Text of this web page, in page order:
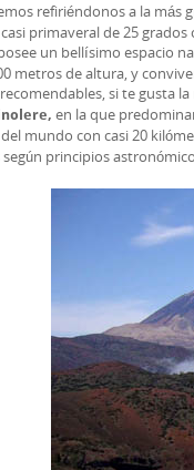
refiriéndonos a la más
primaveral de 25
un bellísimo espacio
metros de altura, y
si te gusta la
en la que
mundo con casi 20
principios